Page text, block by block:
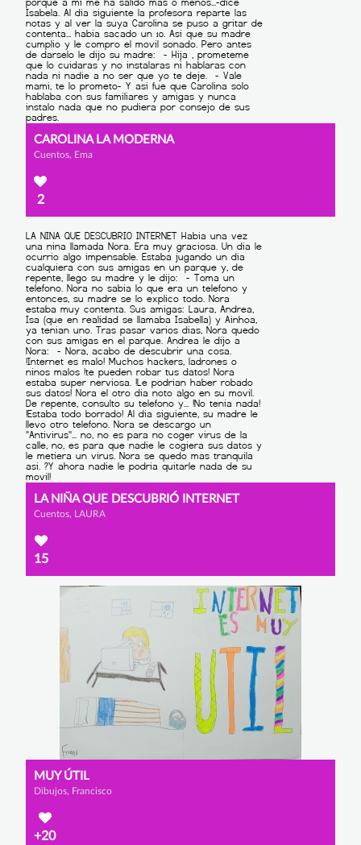
CAROLINA LA MODERNA
Cuentos, Ema
2
LA NIÑA QUE DESCUBRIÓ INTERNET
Cuentos, LAURA
15
MUY ÚTIL
Dibujos, Francisco
+20